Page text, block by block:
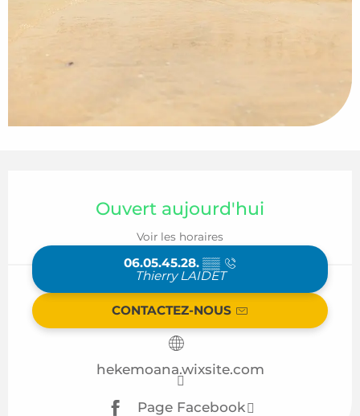
Ouvert aujourd'hui
Voir les horaires
06.05.45.28. ▒▒
Thierry LAIDET
CONTACTEZ-NOUS
hekemoana.wixsite.com
Page Facebook